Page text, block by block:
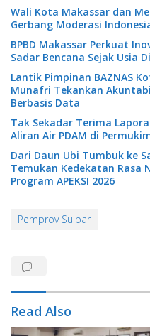
Wali Kota Makassar dan
Gerbang Moderasi
BPBD Makassar Perkuat
Sadar Bencana Sejak Usia
Lantik Pimpinan BAZNAS
Munafri Tekankan
Berbasis Data
Tak Sekadar Terima
Aliran Air PDAM di
Dari Daun Ubi Tumbuk ke
Temukan Kedekatan Rasa
Program APEKSI 2026
Pemprov Sulbar
Read Also